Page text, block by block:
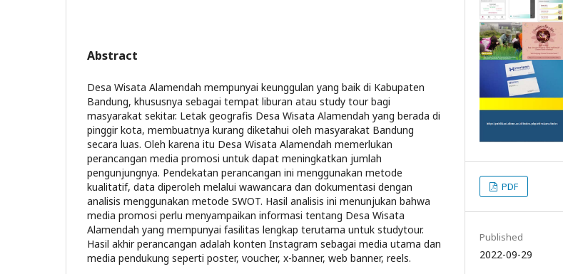
Abstract
Desa Wisata Alamendah mempunyai keunggulan yang baik di Kabupaten
Bandung, khususnya sebagai tempat liburan atau study tour bagi
masyarakat sekitar. Letak geografis Desa Wisata Alamendah yang berada di
pinggir kota, membuatnya kurang diketahui oleh masyarakat Bandung
secara luas. Oleh karena itu Desa Wisata Alamendah memerlukan
perancangan media promosi untuk dapat meningkatkan jumlah
pengunjungnya. Pendekatan perancangan ini menggunakan metode
kualitatif, data diperoleh melalui wawancara dan dokumentasi dengan
analisis menggunakan metode SWOT. Hasil analisis ini menunjukan bahwa
media promosi perlu menyampaikan informasi tentang Desa Wisata
Alamendah yang mempunyai fasilitas lengkap terutama untuk studytour.
Hasil akhir perancangan adalah konten Instagram sebagai media utama dan
media pendukung seperti poster, voucher, x-banner, web banner, reels.
PDF
Published
2022-09-29